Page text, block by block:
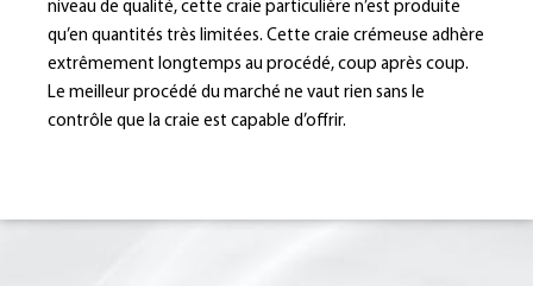
niveau de qualité, cette craie particulière n’est produite
qu’en quantités très limitées. Cette craie crémeuse adhère
extrêmement longtemps au procédé, coup après coup.
Le meilleur procédé du marché ne vaut rien sans le
contrôle que la craie est capable d’offrir.